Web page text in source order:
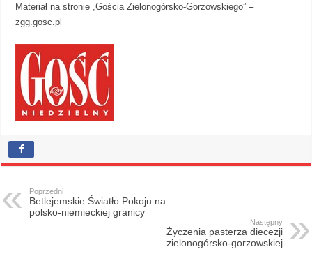
Materiał na stronie „Gościa Zielonogórsko-Gorzowskiego” –
zgg.gosc.pl
Poprzedni
Betlejemskie Światło Pokoju na
polsko-niemieckiej granicy
Następny
Życzenia pasterza diecezji
zielonogórsko-gorzowskiej